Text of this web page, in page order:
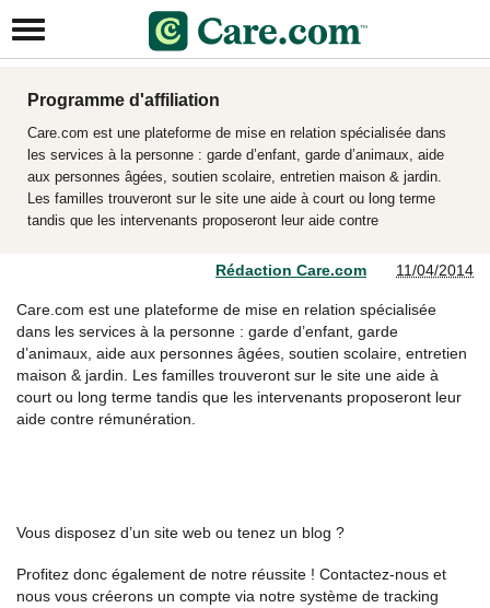
Programme d'affiliation
Care.com est une plateforme de mise en relation spécialisée dans
les services à la personne : garde d’enfant, garde d’animaux, aide
aux personnes âgées, soutien scolaire, entretien maison & jardin.
Les familles trouveront sur le site une aide à court ou long terme
tandis que les intervenants proposeront leur aide contre
Rédaction Care.com 11/04/2014
Care.com est une plateforme de mise en relation spécialisée
dans les services à la personne : garde d’enfant, garde
d’animaux, aide aux personnes âgées, soutien scolaire, entretien
maison & jardin. Les familles trouveront sur le site une aide à
court ou long terme tandis que les intervenants proposeront leur
aide contre rémunération.
Vous disposez d’un site web ou tenez un blog ?
Profitez donc également de notre réussite ! Contactez-nous et
nous vous créerons un compte via notre système de tracking